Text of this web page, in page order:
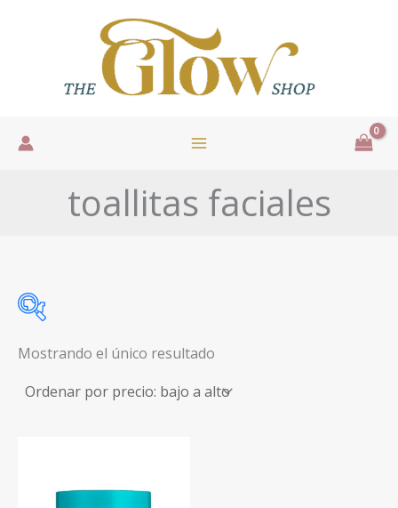
toallitas faciales
Marcas
Mostrando el único resultado